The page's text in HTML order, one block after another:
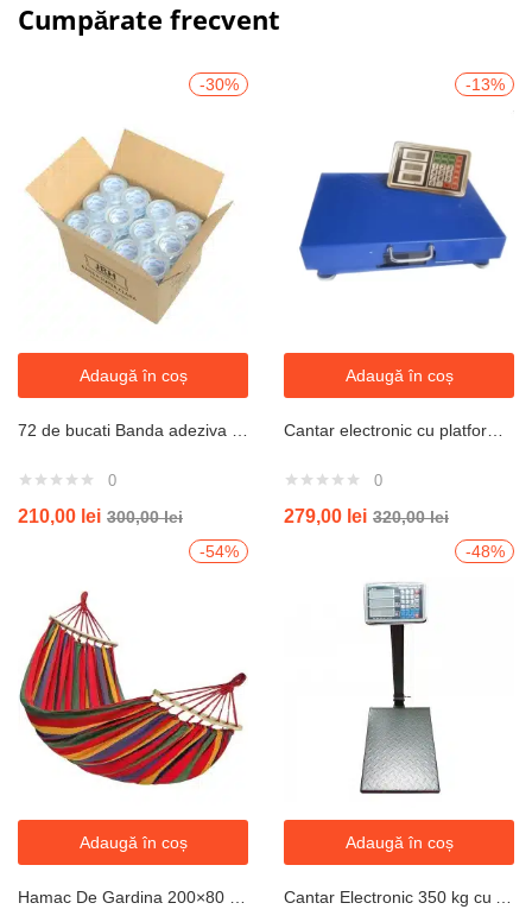
Cumpărate frecvent
-30%
Adaugă în coș
72 de bucati Banda adeziva 48mmx82m transparenta latime 48mm x 82m lungime 45 microni
0
210,00 lei 300,00lei
-13%
Adaugă în coș
Cantar electronic cu platforma 700 kg WI-FI ( FARA FIR-bluetooth )platforma grossa
0
279,00 lei 320,00lei
-54%
Adaugă în coș
Hamac De Gardina 200×80 cm cu bara din lemn, bumbac, multicolor Share Compara
-48%
Adaugă în coș
Cantar Electronic 350 kg cu Acumulator si Platan Metalic , brat rabatabil